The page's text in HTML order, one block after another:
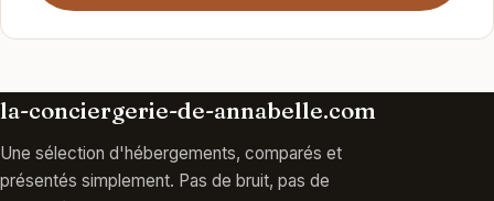
la-conciergerie-de-annabelle.com
Une sélection d'hébergements, comparés et
présentés simplement. Pas de bruit, pas de